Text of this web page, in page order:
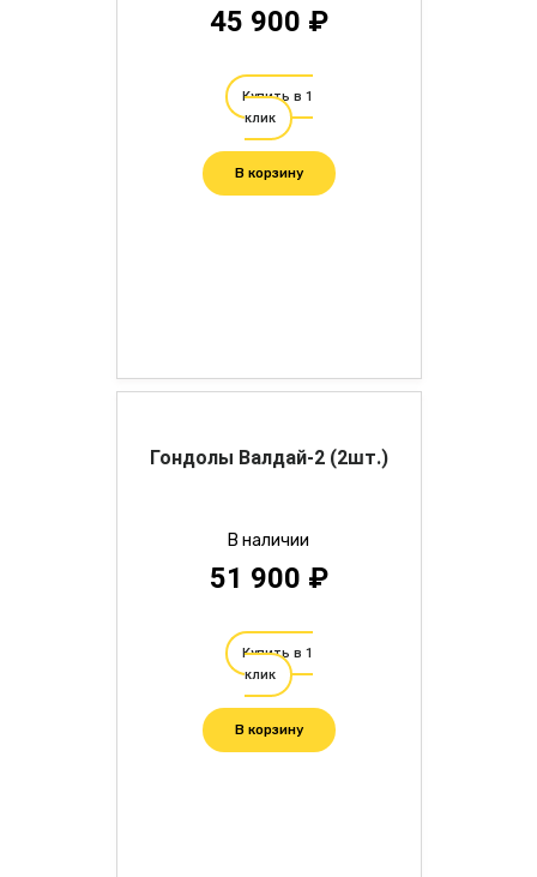
45 900 ₽
Купить в 1
клик
В корзину
Гондолы Валдай-2 (2шт.)
В наличии
51 900 ₽
Купить в 1
клик
В корзину